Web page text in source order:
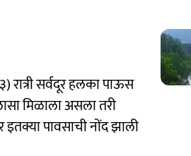
रात्री सर्वदूर हलका पाऊस
मिळाला असला तरी
इतक्या पावसाची नोंद झाली